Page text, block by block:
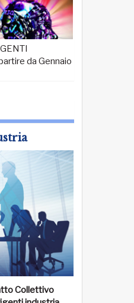
da Gennaio
Collettivo